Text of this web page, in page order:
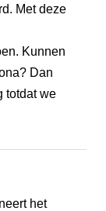
Met deze
Kunnen
Dan
totdat we
het